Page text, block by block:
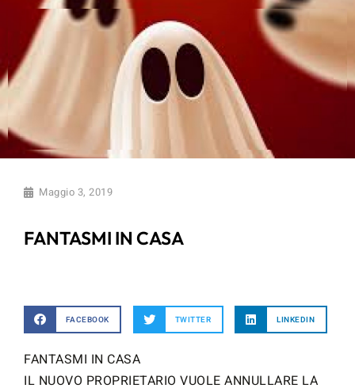
Maggio 3, 2019
FANTASMI IN CASA
FACEBOOK TWITTER LINKEDIN
FANTASMI IN CASA
IL NUOVO PROPRIETARIO VUOLE ANNULLARE LA